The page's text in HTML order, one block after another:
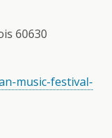
60630
music-festival-